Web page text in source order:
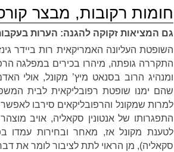
חומות רקובות, מבצר
גם המציאות זקוקה להגנה: הערות
השופטת העליונה האמריקאית רות ביידר
התקררה גופתה, מיהרו בכירים במפלגה
ומנהיג הרוב בסנאט מיץ’ מקונל, אולי
שהם ימנו שופטת רפובליקאית לבית
למרות שמקונל והרפובליקאים סירבו
סקאליה), מן הראוי לתת לציבור לומר את